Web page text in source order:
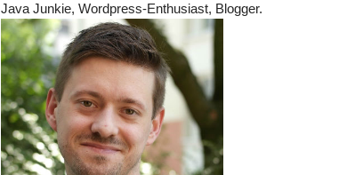
Java Junkie, Wordpress-Enthusiast, Blogger.